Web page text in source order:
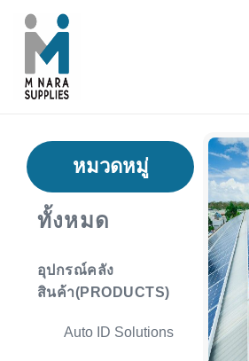
หมวดหมู่
อุปกรณ์คลัง
สินค้า(PRODUCTS)
Auto ID Solutions
ทั้งหมด